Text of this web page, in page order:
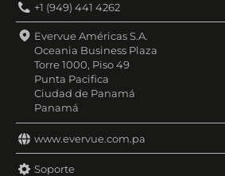
+1 (949) 441 4262
Evervue Américas S.A.
Oceania Business Plaza
Torre 1000, Piso 49
Punta Pacifica
Ciudad de Panamá
Panamá
www.evervue.com.pa
Soporte